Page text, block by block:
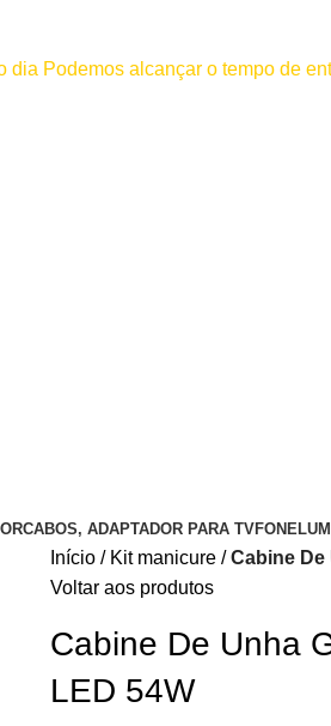
Podemos alcançar o tempo de
CABOS, ADAPTADOR PARA TVFONE
Início Kit manicure
Cabine De
Voltar aos produtos
Cabine De Unha
LED 54W